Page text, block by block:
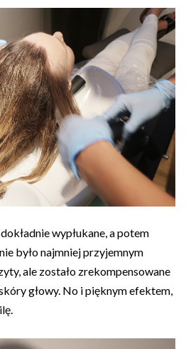
wypłukane, a potem
było najmniej przyjemnym
ale zostało zrekompensowane
głowy. No i pięknym efektem,